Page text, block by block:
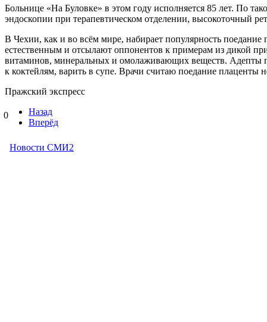
Больнице «На Буловке» в этом году исполняется 85 лет. По
эндоскопии при терапевтическом отделении, высокоточный
В Чехии, как и во всём мире, набирает популярность
естественным и отсылают оппонентов к примерам из дикой
витаминов, минеральных и омолаживающих веществ. Адепты
к коктейлям, варить в супе. Врачи считаю поедание плаценты
Пражский экспресс
0
Назад
Вперёд